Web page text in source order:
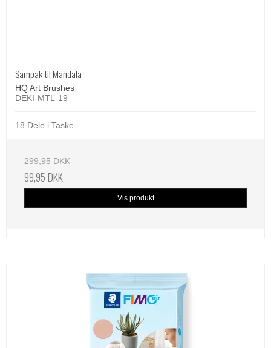
Sampak til Mandala
HQ Art Brushes
DEKI-MTL-19
18 Dele i Taske
299,95 DKK
99,95 DKK
Vis produkt